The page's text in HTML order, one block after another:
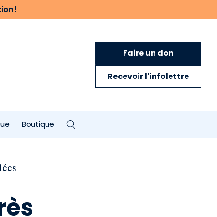
!
Faire un don
Recevoir l'infolettre
Boutique